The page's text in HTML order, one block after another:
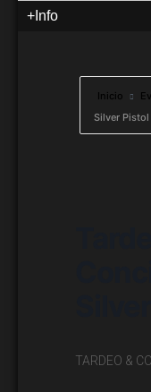
+Info
Inicio
Silver Pistol
TARDEO &